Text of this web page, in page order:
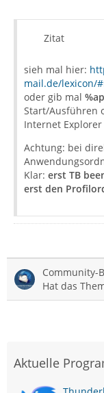
Zitat
sieh mal hier:
mail.de/lexicon/
oder gib mal
Start/Ausführen
Internet
Achtung: bei
Klar: erst TB
erst den
Community-
Hat das
Aktuelle